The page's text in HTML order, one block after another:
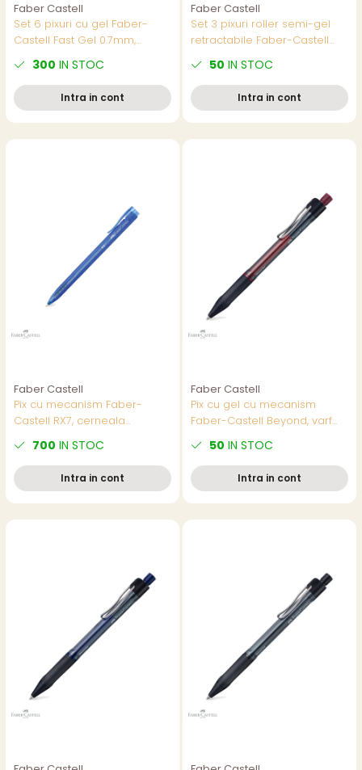
Faber Castell
Set 6 pixuri cu gel Faber-
Castell Fast Gel 0.7mm,
uscare rapida, multicolor
300 IN STOC
Intra in cont
Faber Castell
Set 3 pixuri roller semi-gel
retractabile Faber-Castell
cerneala albastra
50 IN STOC
Intra in cont
Faber Castell
Pix cu mecanism Faber-
Castell RX7, cerneala
varf needle 0.7 mm, corp
ergonomic triunghiular
700 IN STOC
Intra in cont
Faber Castell
Pix cu gel cu mecanism
Faber-Castell Beyond, varf
reincarcabil
50 IN STOC
Intra in cont